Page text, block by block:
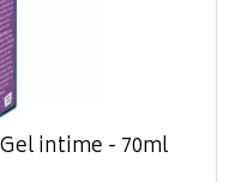
intime - 70ml